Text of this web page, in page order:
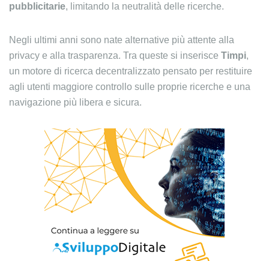
pubblicitarie, limitando la neutralità delle ricerche.
Negli ultimi anni sono nate alternative più attente alla
privacy e alla trasparenza. Tra queste si inserisce Timpi,
un motore di ricerca decentralizzato pensato per restituire
agli utenti maggiore controllo sulle proprie ricerche e una
navigazione più libera e sicura.